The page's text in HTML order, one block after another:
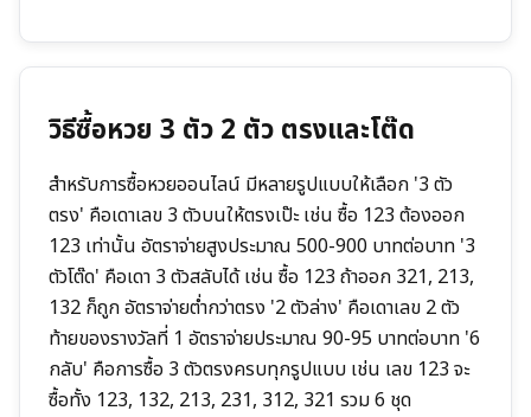
วิธีซื้อหวย 3 ตัว 2 ตัว ตรงและโต๊ด
สำหรับการซื้อหวยออนไลน์ มีหลายรูปแบบให้เลือก '3 ตัว
ตรง' คือเดาเลข 3 ตัวบนให้ตรงเป๊ะ เช่น ซื้อ 123 ต้องออก
123 เท่านั้น อัตราจ่ายสูงประมาณ 500-900 บาทต่อบาท '3
ตัวโต๊ด' คือเดา 3 ตัวสลับได้ เช่น ซื้อ 123 ถ้าออก 321, 213,
132 ก็ถูก อัตราจ่ายต่ำกว่าตรง '2 ตัวล่าง' คือเดาเลข 2 ตัว
ท้ายของรางวัลที่ 1 อัตราจ่ายประมาณ 90-95 บาทต่อบาท '6
กลับ' คือการซื้อ 3 ตัวตรงครบทุกรูปแบบ เช่น เลข 123 จะ
ซื้อทั้ง 123, 132, 213, 231, 312, 321 รวม 6 ชุด